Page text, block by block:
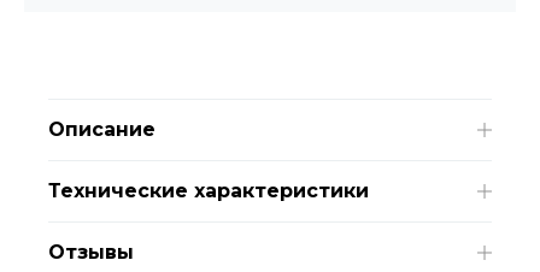
Описание
Технические характеристики
Отзывы